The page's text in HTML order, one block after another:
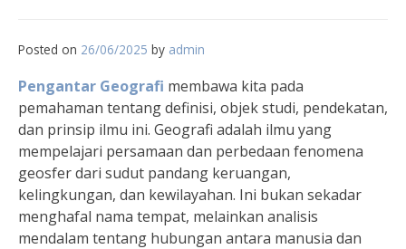
Posted on 26/06/2025 by admin
Pengantar Geografi membawa kita pada
pemahaman tentang definisi, objek studi, pendekatan,
dan prinsip ilmu ini. Geografi adalah ilmu yang
mempelajari persamaan dan perbedaan fenomena
geosfer dari sudut pandang keruangan,
kelingkungan, dan kewilayahan. Ini bukan sekadar
menghafal nama tempat, melainkan analisis
mendalam tentang hubungan antara manusia dan